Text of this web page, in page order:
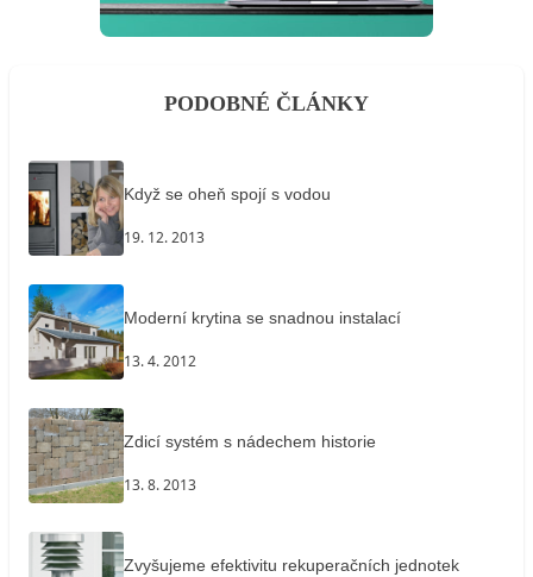
PODOBNÉ ČLÁNKY
Když se oheň spojí s vodou
19. 12. 2013
Moderní krytina se snadnou instalací
13. 4. 2012
Zdicí systém s nádechem historie
13. 8. 2013
Zvyšujeme efektivitu rekuperačních jednotek